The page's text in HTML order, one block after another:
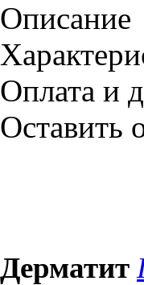
Описание
Оплата и
Оставить
Дерматит